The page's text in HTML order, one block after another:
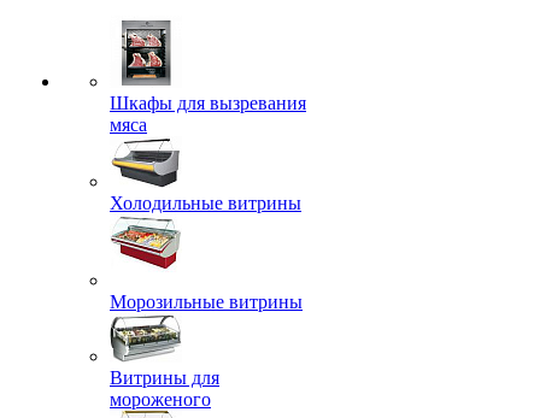
Шкафы для вызревания
мяса
Холодильные витрины
Морозильные витрины
Витрины для
мороженого